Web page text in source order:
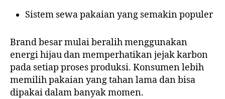
Sistem sewa pakaian yang semakin populer
Brand besar mulai beralih menggunakan
energi hijau dan memperhatikan jejak karbon
pada setiap proses produksi. Konsumen lebih
memilih pakaian yang tahan lama dan bisa
dipakai dalam banyak momen.